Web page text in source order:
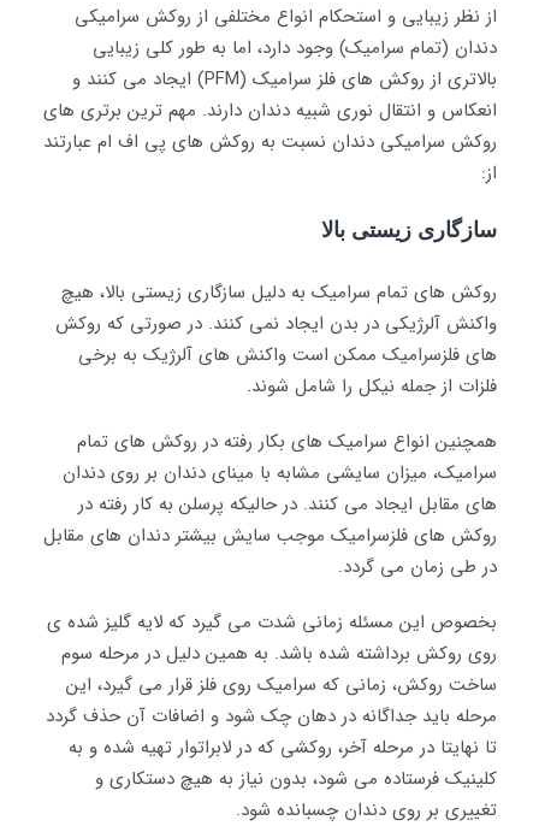
از نظر زیبایی و استحکام انواع مختلفی از روکش سرامیکی
دندان (تمام سرامیک) وجود دارد، اما به طور کلی زیبایی
بالاتری از روکش های فلز سرامیک (PFM) ایجاد می کنند و
انعکاس و انتقال نوری شبیه دندان دارند. مهم ترین برتری های
روکش سرامیکی دندان نسبت به روکش های پی اف ام عبارتند
از:
سازگاری زیستی بالا
روکش های تمام سرامیک به دلیل سازگاری زیستی بالا، هیچ
واکنش آلرژیکی در بدن ایجاد نمی کنند. در صورتی که روکش
های فلزسرامیک ممکن است واکنش های آلرژیک به برخی
فلزات از جمله نیکل را شامل شوند.
همچنین انواع سرامیک های بکار رفته در روکش های تمام
سرامیک، میزان سایشی مشابه با مینای دندان بر روی دندان
های مقابل ایجاد می کنند. در حالیکه پرسلن به کار رفته در
روکش های فلزسرامیک موجب سایش بیشتر دندان های مقابل
در طی زمان می گردد.
بخصوص این مسئله زمانی شدت می گیرد که لایه گلیز شده ی
روی روکش برداشته شده باشد. به همین دلیل در مرحله سوم
ساخت روکش، زمانی که سرامیک روی فلز قرار می گیرد، این
مرحله باید جداگانه در دهان چک شود و اضافات آن حذف گردد
تا نهایتا در مرحله آخر، روکشی که در لابراتوار تهیه شده و به
کلینیک فرستاده می شود، بدون نیاز به هیچ دستکاری و
تغییری بر روی دندان چسبانده شود.